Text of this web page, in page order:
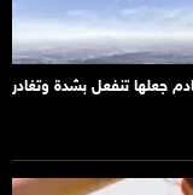
جعلها تنفعل بشدة وتغادر